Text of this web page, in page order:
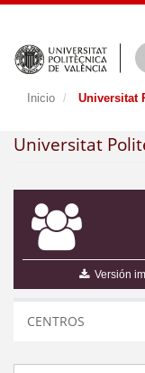
Inicio Universitat
Universitat
Versión
CENTROS